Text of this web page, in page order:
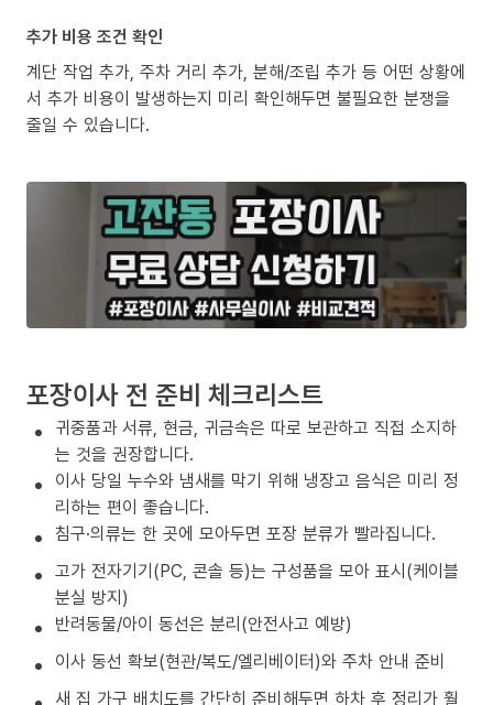
추가 비용 조건 확인
계단 작업 추가, 주차 거리 추가, 분해/조립 추가 등 어떤 상황에
서 추가 비용이 발생하는지 미리 확인해두면 불필요한 분쟁을
줄일 수 있습니다.
포장이사 전 준비 체크리스트
귀중품과 서류, 현금, 귀금속은 따로 보관하고 직접 소지하
는 것을 권장합니다.
이사 당일 누수와 냄새를 막기 위해 냉장고 음식은 미리 정
리하는 편이 좋습니다.
침구·의류는 한 곳에 모아두면 포장 분류가 빨라집니다.
고가 전자기기(PC, 콘솔 등)는 구성품을 모아 표시(케이블
분실 방지)
반려동물/아이 동선은 분리(안전사고 예방)
이사 동선 확보(현관/복도/엘리베이터)와 주차 안내 준비
새 집 가구 배치도를 간단히 준비해두면 하차 후 정리가 훨